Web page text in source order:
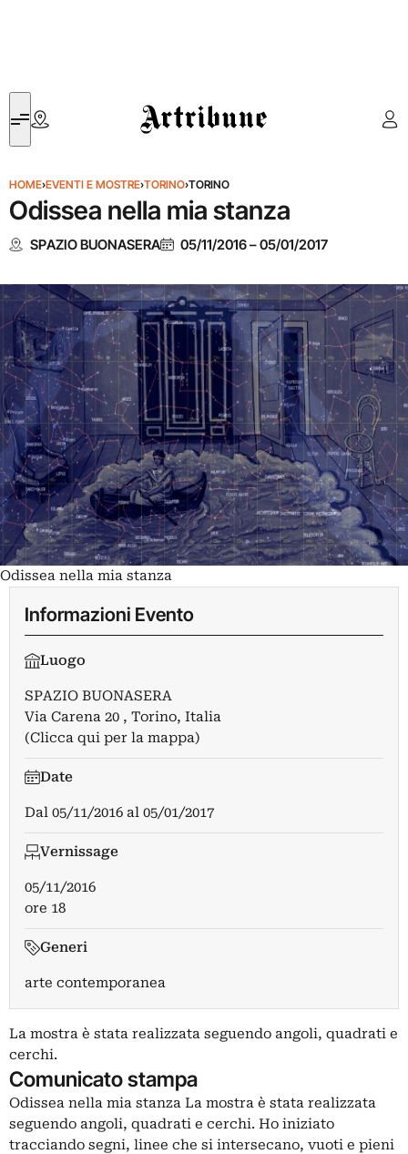
Artribune
HOME›EVENTI E MOSTRE›TORINO›TORINO
Odissea nella mia stanza
SPAZIO BUONASERA 05/11/2016–05/01/2017
Odissea nella mia stanza
Informazioni Evento
Luogo
SPAZIO BUONASERA
Via Carena 20 , Torino, Italia
(Clicca qui per la mappa)
Date
Dal 05/11/2016 al 05/01/2017
Vernissage
05/11/2016
ore 18
Generi
arte contemporanea
La mostra è stata realizzata seguendo angoli, quadrati e
cerchi.
Comunicato stampa
Odissea nella mia stanza La mostra è stata realizzata
seguendo angoli, quadrati e cerchi. Ho iniziato
tracciando segni, linee che si intersecano, vuoti e pieni